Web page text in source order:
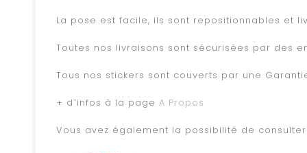
La pose est facile, ils sont repositionnables et
Toutes nos livraisons sont sécurisées par des
Tous nos stickers sont couverts par une
+ d`infos à la page A Propos
Vous avez également la possibilité de